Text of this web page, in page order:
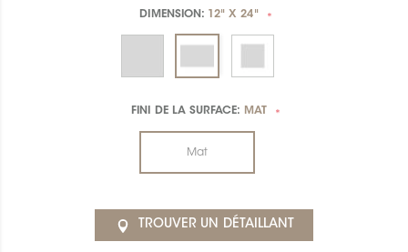
DIMENSION: 12" X 24" *
FINI DE LA SURFACE: MAT *
Mat
TROUVER UN DÉTAILLANT